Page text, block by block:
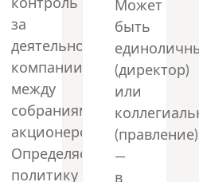
за
деятельностью
компании
между
собраниями
акционеров.
Определяет
политику
Может
быть
(директор)
или
(правление)
—
в